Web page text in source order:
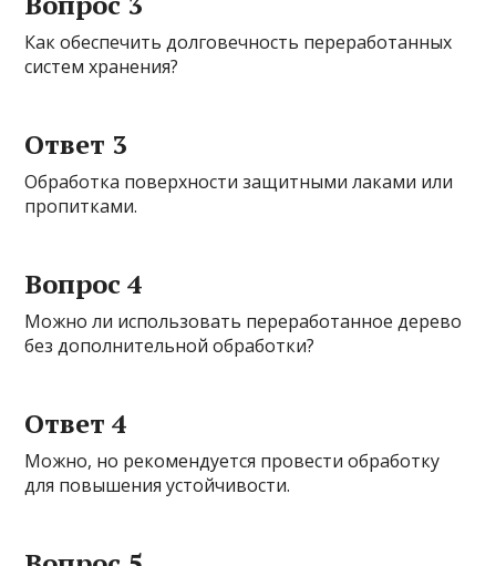
Как обеспечить долговечность переработанных
систем хранения?
Ответ 3
Обработка поверхности защитными лаками или
пропитками.
Вопрос 4
Можно ли использовать переработанное дерево
без дополнительной обработки?
Ответ 4
Можно, но рекомендуется провести обработку
для повышения устойчивости.